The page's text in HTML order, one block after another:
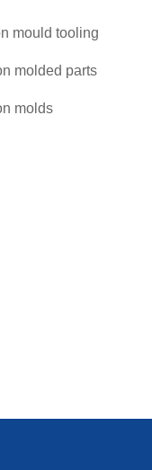
mould tooling
molded parts
molds